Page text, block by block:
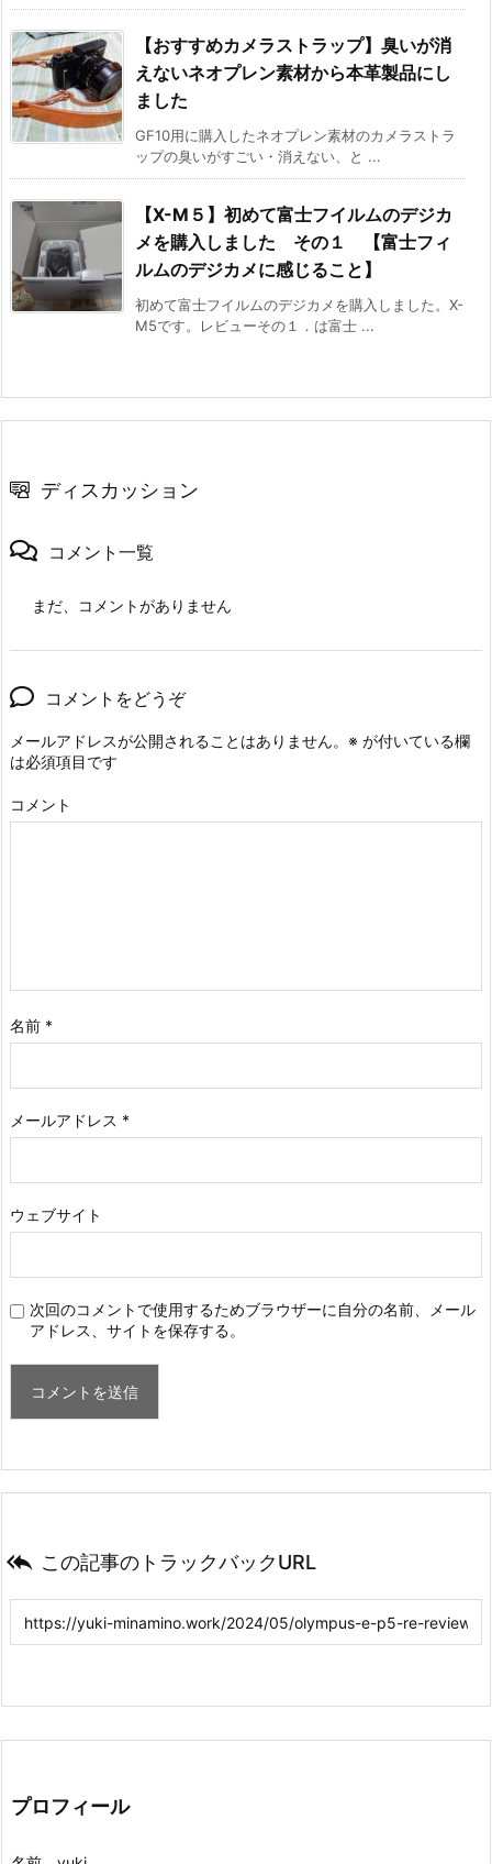
【おすすめカメラストラップ】臭いが消
えないネオプレン素材から本革製品にし
ました
GF10用に購入したネオプレン素材のカメラストラ
ップの臭いがすごい・消えない、と ...
【X-M５】初めて富士フイルムのデジカ
メを購入しました その１ 【富士フィ
ルムのデジカメに感じること】
初めて富士フイルムのデジカメを購入しました。X-
M5です。レビューその１．は富士 ...
ディスカッション
コメント一覧
まだ、コメントがありません
コメントをどうぞ
メールアドレスが公開されることはありません。 ※ が付いている欄
は必須項目です
コメント
名前 *
メールアドレス *
ウェブサイト
次回のコメントで使用するためブラウザーに自分の名前、メール
アドレス、サイトを保存する。
 この記事のトラックバックURL
プロフィール